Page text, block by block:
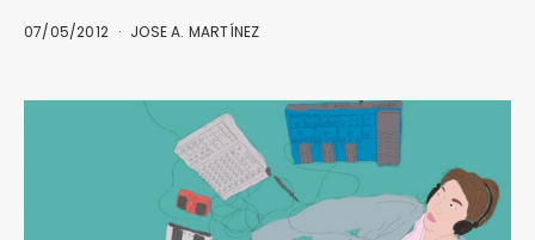
07/05/2012 JOSE A. MARTÍNEZ